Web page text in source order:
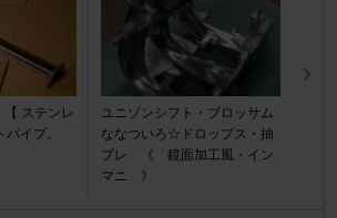
【 ステンレ
イプ。
ユニゾンシフト・ブロッサム
ななついろ☆ドロップス・抽
プレ 《 鏡面加工風・イン
マニ 》